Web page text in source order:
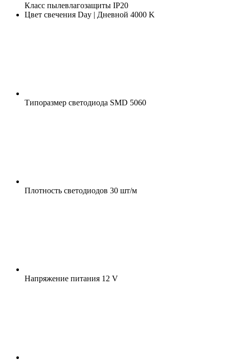
Класс пылевлагозащиты IP20
Цвет свечения Day | Дневной 4000 K
Типоразмер светодиода SMD 5060
Плотность светодиодов 30 шт/м
Напряжение питания 12 V